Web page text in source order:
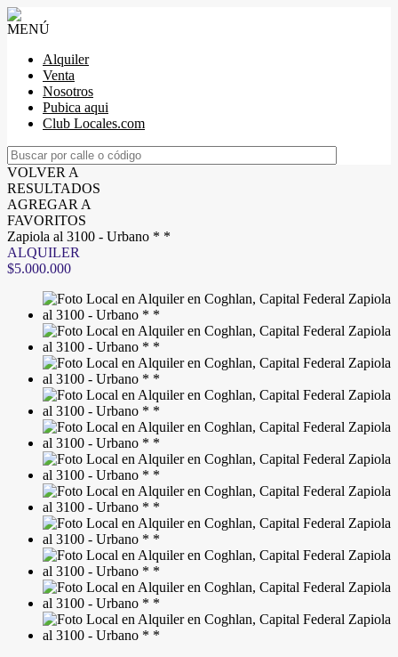
MENÚ
Alquiler
Venta
Nosotros
Pubica aqui
Club Locales.com
VOLVER A
RESULTADOS
AGREGAR A
FAVORITOS
Zapiola al 3100 - Urbano * *
ALQUILER
$5.000.000